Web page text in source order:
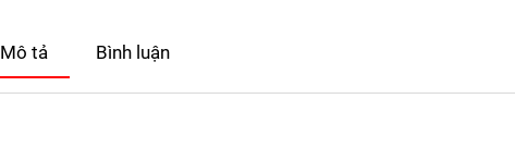
Mô tả Bình luận